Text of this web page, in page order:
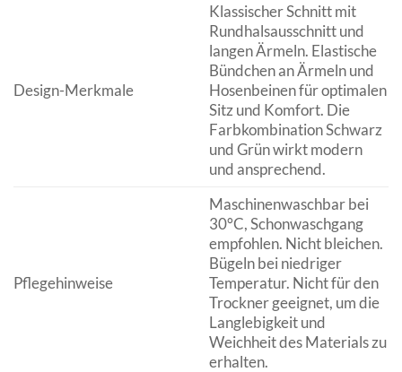
Design-Merkmale
Klassischer Schnitt mit
Rundhalsausschnitt und
langen Ärmeln. Elastische
Bündchen an Ärmeln und
Hosenbeinen für optimalen
Sitz und Komfort. Die
Farbkombination Schwarz
und Grün wirkt modern
und ansprechend.
Pflegehinweise
Maschinenwaschbar bei
30°C, Schonwaschgang
empfohlen. Nicht bleichen.
Bügeln bei niedriger
Temperatur. Nicht für den
Trockner geeignet, um die
Langlebigkeit und
Weichheit des Materials zu
erhalten.